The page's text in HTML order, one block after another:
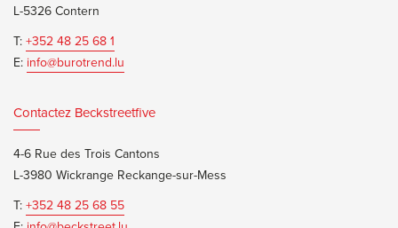
L-5326 Contern
T:+352 48 25 68 1
E: info@burotrend.lu
Contactez Beckstreetfive
4-6 Rue des Trois Cantons
L-3980 Wickrange Reckange-sur-Mess
T:+352 48 25 68 55